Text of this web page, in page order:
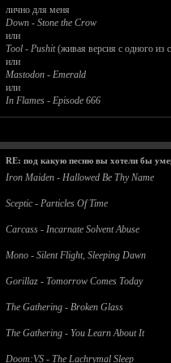
лично для меня
Down - Stone the Crow
или
Tool - Pushit(живая версия с одного из
или
Mastodon - Emerald
или
In Flames - Episode 666
RE: под какую песню вы хотели бы
Iron Maiden - Hallowed Be Thy Name
Sceptic - Particles Of Time
Carcass - Incarnate Solvent Abuse
Mono - Silent Flight, Sleeping Dawn
Gorillaz - Tomorrow Comes Today
The Gathering - Broken Glass
The Gathering - You Learn About It
Doom:VS - The Lachrymal Sleep